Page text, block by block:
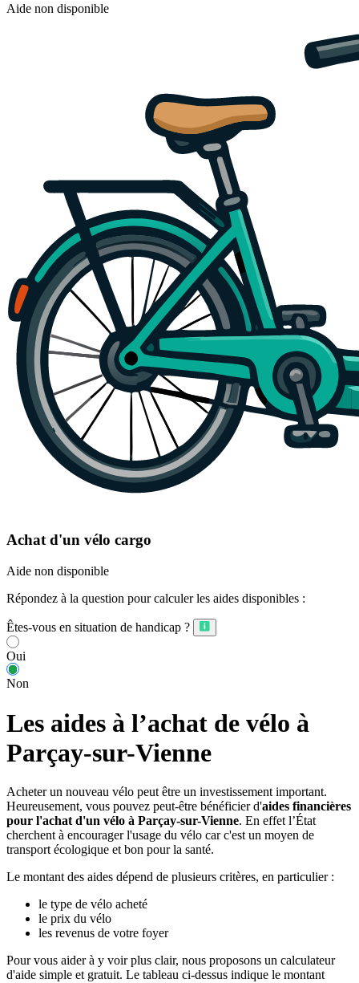
Aide non disponible
Achat d'un vélo cargo
Aide non disponible
Répondez à la question pour calculer les aides disponibles :
Êtes-vous en situation de handicap ?
Oui
Non
Les aides à l’achat de vélo à
Parçay-sur-Vienne
Acheter un nouveau vélo peut être un investissement important.
Heureusement, vous pouvez peut-être bénéficier d'aides financières
pour l'achat d'un vélo à Parçay-sur-Vienne. En effet l’État
cherchent à encourager l'usage du vélo car c'est un moyen de
transport écologique et bon pour la santé.
Le montant des aides dépend de plusieurs critères, en particulier :
le type de vélo acheté
le prix du vélo
les revenus de votre foyer
Pour vous aider à y voir plus clair, nous proposons un calculateur
d'aide simple et gratuit. Le tableau ci-dessus indique le montant